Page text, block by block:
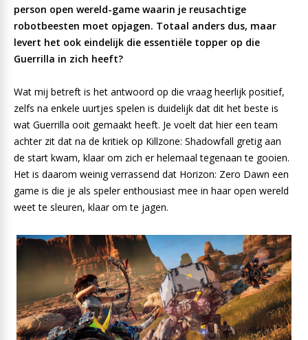
person open wereld-game waarin je reusachtige
robotbeesten moet opjagen. Totaal anders dus, maar
levert het ook eindelijk die essentiële topper op die
Guerrilla in zich heeft?
Wat mij betreft is het antwoord op die vraag heerlijk positief,
zelfs na enkele uurtjes spelen is duidelijk dat dit het beste is
wat Guerrilla ooit gemaakt heeft. Je voelt dat hier een team
achter zit dat na de kritiek op Killzone: Shadowfall gretig aan
de start kwam, klaar om zich er helemaal tegenaan te gooien.
Het is daarom weinig verrassend dat Horizon: Zero Dawn een
game is die je als speler enthousiast mee in haar open wereld
weet te sleuren, klaar om te jagen.